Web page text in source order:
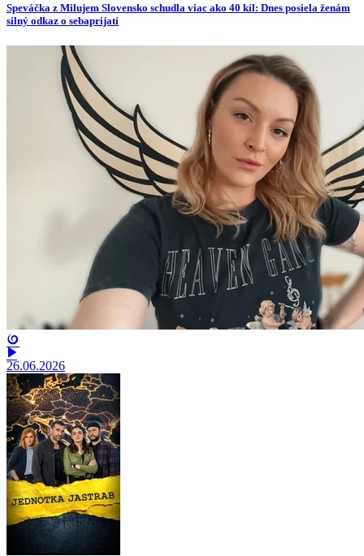
Speváčka z Milujem Slovensko schudla viac ako 40 kíl: Dnes posiela ženám
silný odkaz o sebaprijatí
26.06.2026